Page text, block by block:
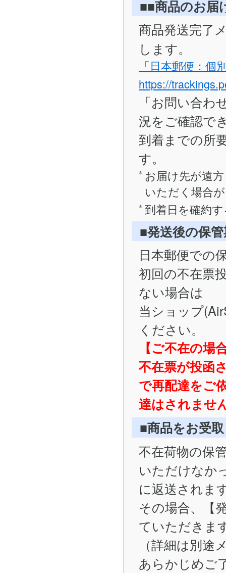
■■商品のお届
商品発送完了
します。
「日本郵便：個
https://
「お問い合
況をご確認で
到着までの所
す。
お届け先が遠
いただく場合
到着日を確約
■発送後の保
日本郵便での
初回の不在票
ない場合は
当ショップ
ください。
【ご不在の場
不在票が投函
で再配達をご
達はされませ
■商品をお受
不在荷物の保
いただけなか
に返送されま
その場合、【
ていただきま
（詳細は別
あらかじめご